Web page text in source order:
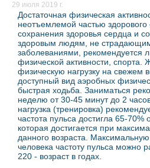
29 июля 2019 г.
Достаточная физическая
неотъемлемой частью здорового
сохранения здоровья сердца и
здоровым людям, не
заболеваниями, рекомендуется
физической активности, спорта.
физическую нагрузку на свежем
доступный вид аэробных
быстрая ходьба. Заниматься
неделю от 30-45 минут до 2
нагрузка (тренировка)
частота пульса достигла 65-70%
которая достигается при
данного возраста. Максимальную
человека частоту пульса можно
220 - возраст в годах.